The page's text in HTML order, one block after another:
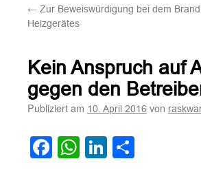
springen
← Zur Beweiswürdigung bei dem
Heizgerätes
Kein Anspruch auf
gegen den
Publiziert am 10. April 2016 von
Facebook
WhatsApp
LinkedIn